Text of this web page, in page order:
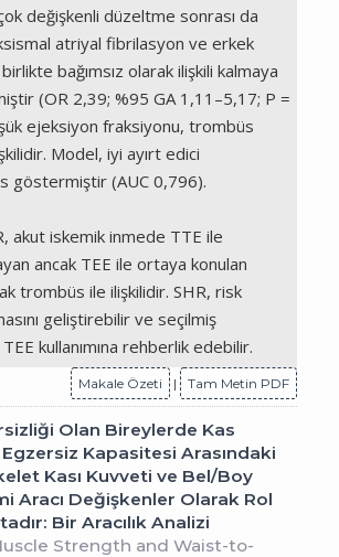
değişkenli düzeltme sonrası da
atriyal fibrilasyon ve erkek
bağımsız olarak ilişkili kalmaya
(OR 2,39; %95 GA 1,11–5,17; P =
ejeksiyon fraksiyonu, trombüs
Model, iyi ayırt edici
göstermiştir (AUC 0,796).
akut iskemik inmede TTE ile
ancak TEE ile ortaya konulan
trombüs ile ilişkilidir. SHR, risk
geliştirebilir ve seçilmiş
kullanımına rehberlik edebilir.
Makale Özeti | Tam Metin PDF
Olan Bireylerde Kas
Kapasitesi Arasındaki
Kası Kuvveti ve Bel/Boy
Aracı Değişkenler Olarak Rol
Bir Aracılık Analizi
Strength and Waist-to-